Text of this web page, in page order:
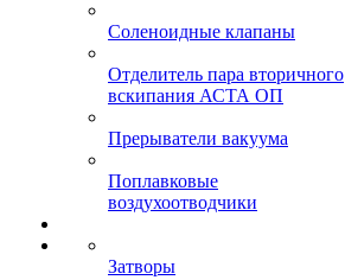
Соленоидные клапаны
Отделитель пара вторичного
вскипания АСТА ОП
Прерыватели вакуума
Поплавковые
воздухоотводчики
Затворы